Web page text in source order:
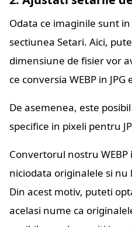
Odata ce imaginile sunt
sectiunea Setari. Aici,
dimensiune de fisier vor
ce conversia WEBP in
De asemenea, este
specifice in pixeli pentru
Convertorul nostru WEBP
niciodata originalele si
Din acest motiv, puteti
acelasi nume ca